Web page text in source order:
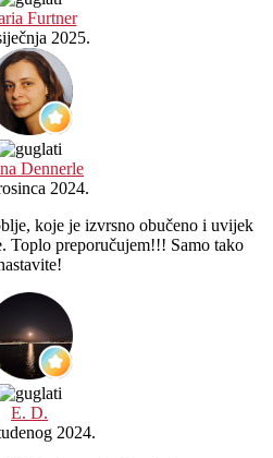
Furtner
2025.
Dennerle
2024.
koje je izvrsno obučeno i uvijek
Toplo preporučujem!!! Samo tako
E. D.
2024.